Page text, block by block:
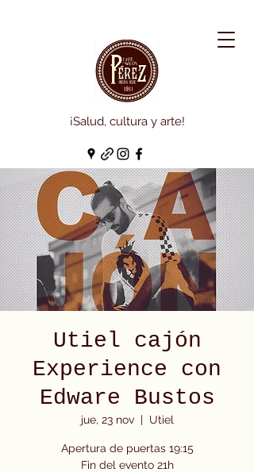
¡Salud, cultura y arte!
Utiel cajón
Experience con
Edware Bustos
jue, 23 nov
  |
Utiel
Apertura de puertas 19:15
Fin del evento 21h